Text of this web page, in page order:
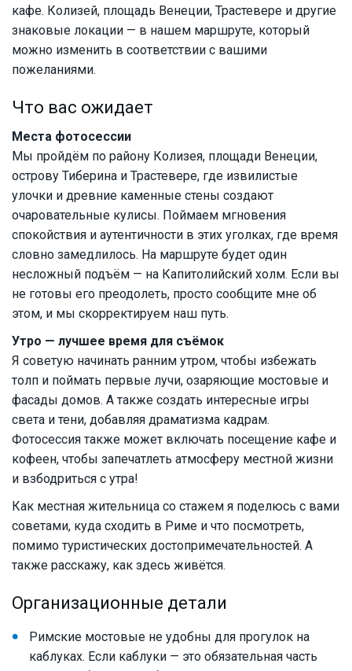
кафе. Колизей, площадь Венеции, Трастевере и другие
знаковые локации — в нашем маршруте, который
можно изменить в соответствии с вашими
пожеланиями.
Что вас ожидает
Места фотосессии
Мы пройдём по району Колизея, площади Венеции,
острову Тиберина и Трастевере, где извилистые
улочки и древние каменные стены создают
очаровательные кулисы. Поймаем мгновения
спокойствия и аутентичности в этих уголках, где время
словно замедлилось. На маршруте будет один
несложный подъём — на Капитолийский холм. Если вы
не готовы его преодолеть, просто сообщите мне об
этом, и мы скорректируем наш путь.
Утро — лучшее время для cъёмок
Я советую начинать ранним утром, чтобы избежать
толп и поймать первые лучи, озаряющие мостовые и
фасады домов. А также создать интересные игры
света и тени, добавляя драматизма кадрам.
Фотосессия также может включать посещение кафе и
кофеен, чтобы запечатлеть атмосферу местной жизни
и взбодриться с утра!
Как местная жительница со стажем я поделюсь с вами
советами, куда сходить в Риме и что посмотреть,
помимо туристических достопримечательностей. А
также расскажу, как здесь живётся.
Организационные детали
Римские мостовые не удобны для прогулок на
каблуках. Если каблуки — это обязательная часть